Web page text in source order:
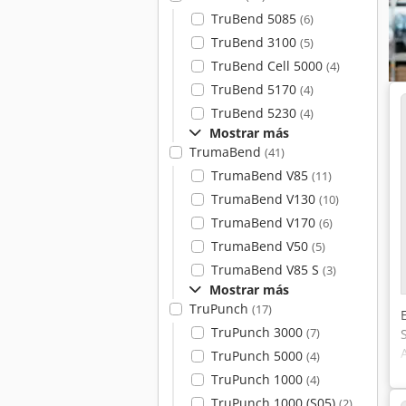
TruBend 5085 (6)
TruBend 3100 (5)
TruBend Cell 5000 (4)
TruBend 5170 (4)
TruBend 5230 (4)
Mostrar más
TrumaBend (41)
TrumaBend V85 (11)
TrumaBend V130 (10)
TrumaBend V170 (6)
TrumaBend V50 (5)
TrumaBend V85 S (3)
Mostrar más
TruPunch (17)
TruPunch 3000 (7)
TruPunch 5000 (4)
TruPunch 1000 (4)